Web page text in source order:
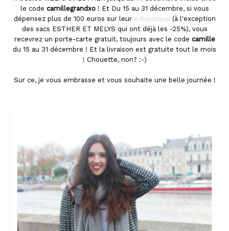
le code camillegrandxo! Et Du 15 au 31 décembre, si vous
dépensez plus de 100 euros sur leur e-boutique (à l'exception
des sacs ESTHER ET MELYS qui ont déjà les -25%), vous
recevrez un porte-carte gratuit, toujours avec le code camille
du 15 au 31 décembre ! Et la livraison est gratuite tout le mois
! Chouette, non? :-)
Sur ce, je vous embrasse et vous souhaite une belle journée !